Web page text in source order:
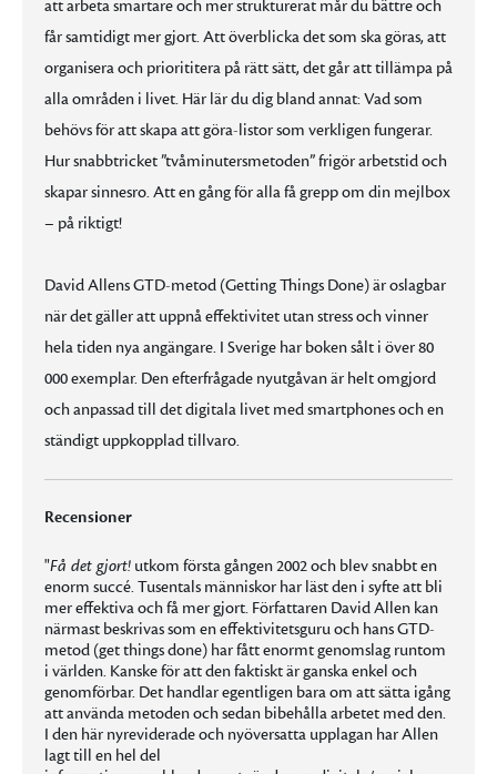
att arbeta smartare och mer strukturerat mår du bättre och
får samtidigt mer gjort. Att överblicka det som ska göras, att
organisera och priorititera på rätt sätt, det går att tillämpa på
alla områden i livet. Här lär du dig bland annat: Vad som
behövs för att skapa att göra-listor som verkligen fungerar.
Hur snabbtricket ”tvåminutersmetoden” frigör arbetstid och
skapar sinnesro. Att en gång för alla få grepp om din mejlbox
– på riktigt!
David Allens GTD-metod (Getting Things Done) är oslagbar
när det gäller att uppnå effektivitet utan stress och vinner
hela tiden nya angängare. I Sverige har boken sålt i över 80
000 exemplar. Den efterfrågade nyutgåvan är helt omgjord
och anpassad till det digitala livet med smartphones och en
ständigt uppkopplad tillvaro.
Recensioner
"Få det gjort! utkom första gången 2002 och blev snabbt en
enorm succé. Tusentals människor har läst den i syfte att bli
mer effektiva och få mer gjort. Författaren David Allen kan
närmast beskrivas som en effektivitetsguru och hans GTD-
metod (get things done) har fått enormt genomslag runtom
i världen. Kanske för att den faktiskt är ganska enkel och
genomförbar. Det handlar egentligen bara om att sätta igång
att använda metoden och sedan bibehålla arbetet med den.
I den här nyreviderade och nyöversatta upplagan har Allen
lagt till en hel del